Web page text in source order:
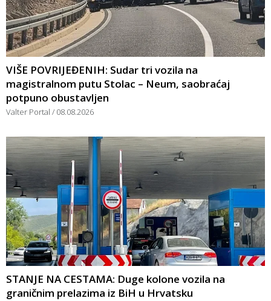
VIŠE POVRIJEĐENIH: Sudar tri vozila na
magistralnom putu Stolac – Neum, saobraćaj
potpuno obustavljen
Valter Portal 08.08.2026
STANJE NA CESTAMA: Duge kolone vozila na
graničnim prelazima iz BiH u Hrvatsku